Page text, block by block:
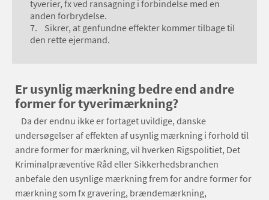
tyverier, fx ved ransagning i forbindelse med en
anden forbrydelse.
7. Sikrer, at genfundne effekter kommer tilbage til
den rette ejermand.
Er usynlig mærkning bedre end andre
former for tyverimærkning?
Da der endnu ikke er fortaget uvildige, danske
undersøgelser af effekten af usynlig mærkning i forhold til
andre former for mærkning, vil hverken Rigspolitiet, Det
Kriminalpræventive Råd eller Sikkerhedsbranchen
anbefale den usynlige mærkning frem for andre former for
mærkning som fx gravering, brændemærkning,